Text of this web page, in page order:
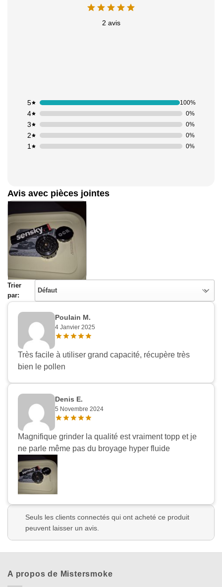
2 avis
1 0%
2 0%
3 0%
4 0%
5 100%
Avis avec pièces jointes
Trier
par:
Défaut
Poulain M.
4 Janvier 2025
Très facile à utiliser grand capacité, récupère très
bien le pollen
Denis E.
5 Novembre 2024
Magnifique grinder la qualité est vraiment topp et je
ne parle même pas du broyage hyper fluide ‍
Seuls les clients connectés qui ont acheté ce produit
peuvent laisser un avis.
A propos de Mistersmoke